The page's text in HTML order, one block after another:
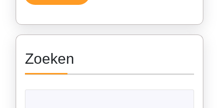
Verder
Zoeken